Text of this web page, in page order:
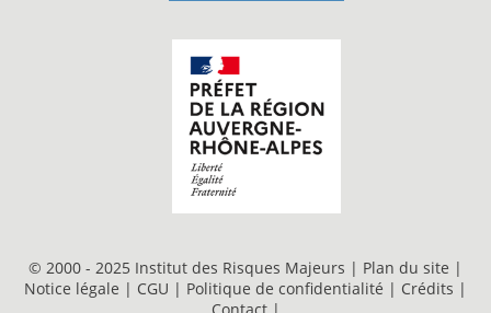
© 2000 - 2025 Institut des Risques Majeurs | Plan du site |
Notice légale | CGU | Politique de confidentialité | Crédits |
Contact |